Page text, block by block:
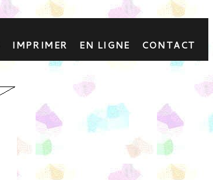
IMPRIMER EN LIGNE CONTACT